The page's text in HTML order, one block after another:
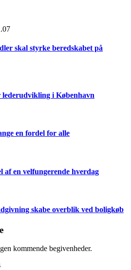
skal styrke beredskabet på
i København
en fordel for alle
af en velfungerende hverdag
skabe overblik ved boligkøb
kommende begivenheder.